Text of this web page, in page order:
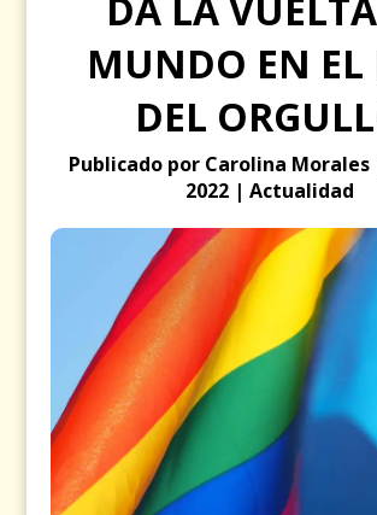
DA LA
MUNDO EN EL
DEL
Publicado por Carolina
2022 | Actualidad